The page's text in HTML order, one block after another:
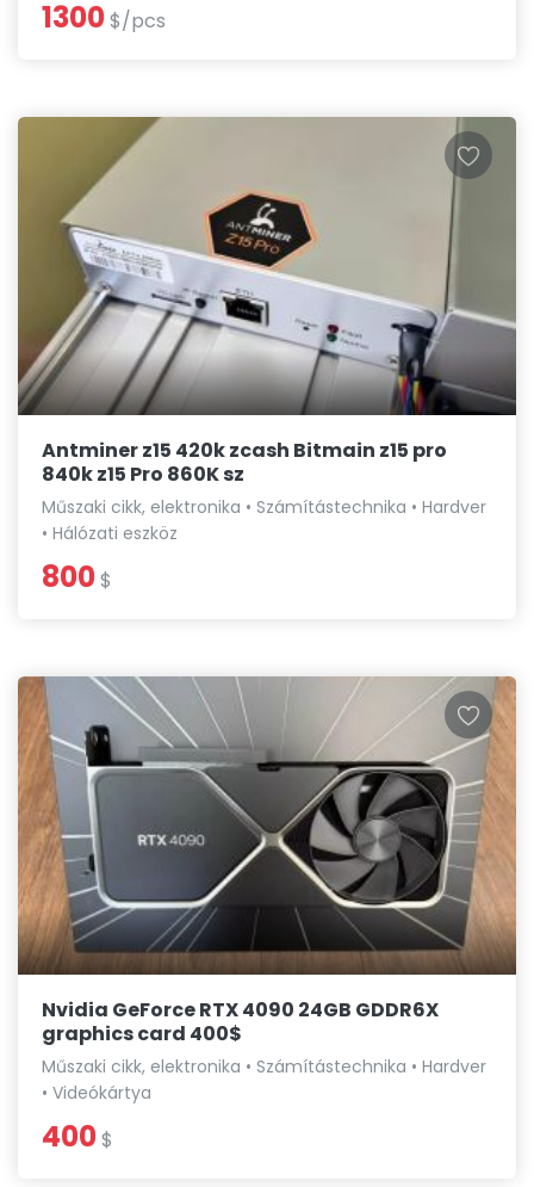
1300$/pcs
Antminer z15 420k zcash Bitmain z15 pro
840k z15 Pro 860K sz
Műszaki cikk, elektronika • Számítástechnika • Hardver
• Hálózati eszköz
800$
Nvidia GeForce RTX 4090 24GB GDDR6X
graphics card 400$
Műszaki cikk, elektronika • Számítástechnika • Hardver
• Videókártya
400$